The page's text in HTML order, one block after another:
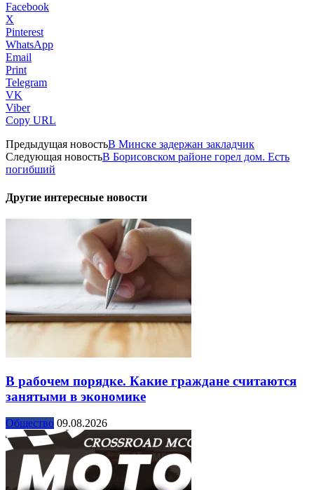
Facebook
X
Pinterest
WhatsApp
Email
Print
Telegram
VK
Viber
Copy URL
Предыдущая новостьВ Минске задержан закладчик
Следующая новостьВ Борисовском районе горел дом. Есть
погибший
Другие интересные новости
В рабочем порядке. Какие граждане считаются
занятыми в экономике
Общество 09.08.2026